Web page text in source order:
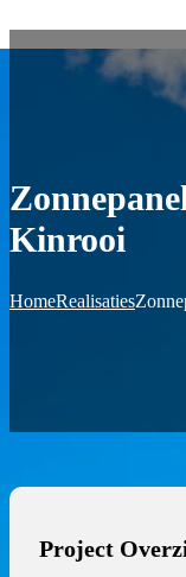
Kinrooi
HomeRealisaties
Project